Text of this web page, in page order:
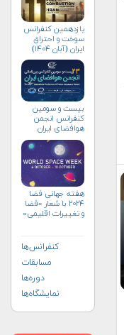
یازدهمین کنفرانس
سوخت و احتراق
ایران (آبان‌ ۱۴۰۴)
بیست و سومین
کنفرانس انجمن
هوافضای ايران
هفته جهانی فضا
۲۰۲۴ با شعار «فضا
و تغییرات اقلیمی»
کنفرانس‌ها
مسابقات
دوره‌ها
نمایشگاه‌ها